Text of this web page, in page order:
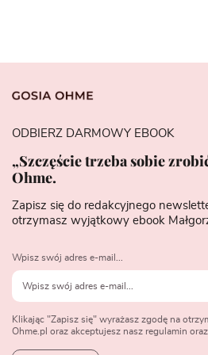
ODBIERZ DARMOWY EBOOK
„Szczęście trzeba sobie
Ohme.
Zapisz się do redakcyjnego
otrzymasz wyjątkowy ebook
Wpisz swój adres e-mail...
Klikając "Zapisz się" wyrażasz zgodę na
Ohme.pl oraz akceptujesz nasz regulamin